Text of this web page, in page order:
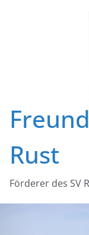
Rust
Förderer des SV